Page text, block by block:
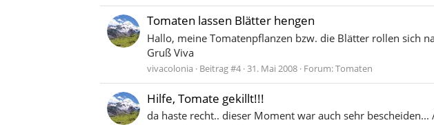
Tomaten lassen Blätter hengen
Hallo, meine Tomatenpflanzen bzw. die Blätter rollen sich
Gruß Viva
vivacolonia Beitrag #4 31. Mai 2008 Forum:Tomaten
Hilfe, Tomate gekillt!!!
da haste recht.. dieser Moment war auch sehr